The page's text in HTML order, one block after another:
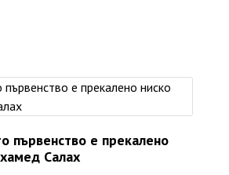
първенство е прекалено
Салах